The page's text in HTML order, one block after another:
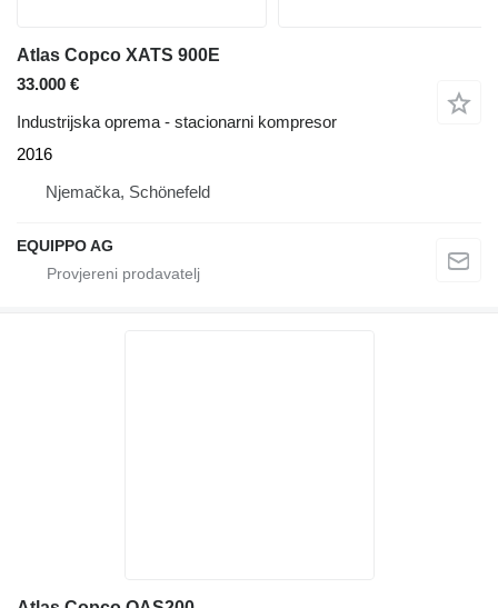
Atlas Copco XATS 900E
33.000 €
Industrijska oprema - stacionarni kompresor
2016
Njemačka, Schönefeld
EQUIPPO AG